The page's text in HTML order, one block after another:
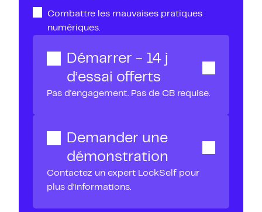
Combattre les mauvaises pratiques
numériques.
Démarrer - 14 j
d’essai offerts
Pas d’engagement. Pas de CB requise.
Demander une
démonstration
Contactez un expert LockSelf pour
plus d’informations.